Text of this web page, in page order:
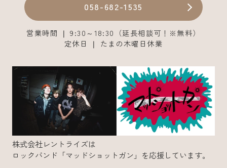
058-682-1535
営業時間 ❘ 9:30～18:30（延長相談可！※無料）
定休日 ❘ たまの木曜日休業
株式会社レントライズは
ロックバンド「マッドショットガン」を応援しています。